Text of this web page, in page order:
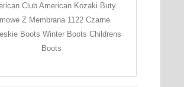
Club American Kozaki Buty
Z Membrana 1122 Czarne
Boots Winter Boots Childrens
Boots